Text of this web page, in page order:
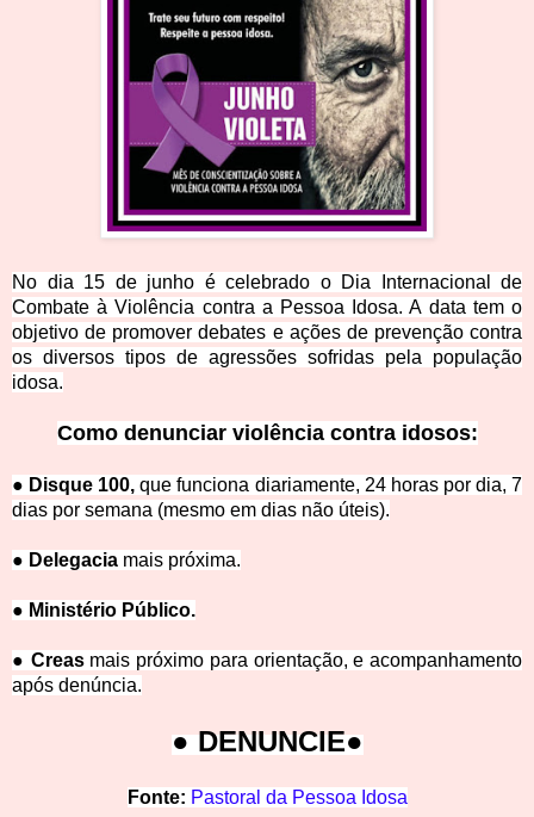
No dia 15 de junho é celebrado o Dia Internacional de
Combate à Violência contra a Pessoa Idosa. A data tem o
objetivo de promover debates e ações de prevenção contra
os diversos tipos de agressões sofridas pela população
idosa.
Como denunciar violência contra idosos:
● Disque 100, que funciona diariamente, 24 horas por dia, 7
dias por semana (mesmo em dias não úteis).
● Delegacia mais próxima.
● Ministério Pú blico.
● Creasmais próximo para orientação, e acompanhamento
após denúncia.
● DENUNCIE●
Fonte: Pastoral da Pessoa Idosa